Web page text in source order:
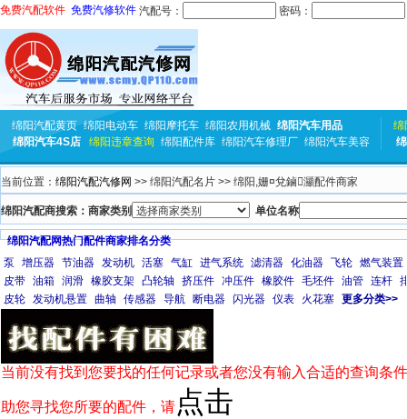
免费汽配软件 免费汽修软件 汽配号： 密码：
绵阳汽配黄页 绵阳电动车 绵阳摩托车 绵阳农用机械 绵阳汽车用品
绵阳汽车4S店
绵阳违章查询 绵阳配件库 绵阳汽车修理厂 绵阳汽车美容
绵
当前位置： 绵阳汽配汽修网 >> 绵阳汽配名片 >> 绵阳,姗¤兌鏀灦配件商家
绵阳汽配商搜索：商家类别 单位名称
绵阳汽配网热门配件商家排名分类
泵
增压器 节油器 发动机 活塞 气缸 进气系统 滤清器 化油器 飞轮 燃气装置
皮带 油箱 润滑 橡胶支架 凸轮轴 挤压件 冲压件 橡胶件 毛坯件 油管 连杆
皮轮 发动机悬置 曲轴 传感器 导航 断电器 闪光器 仪表 火花塞 更多分类>>
当前没有找到您要找的任何记录或者您没有输入合适的查询条
助您寻找您所要的配件，请 点击